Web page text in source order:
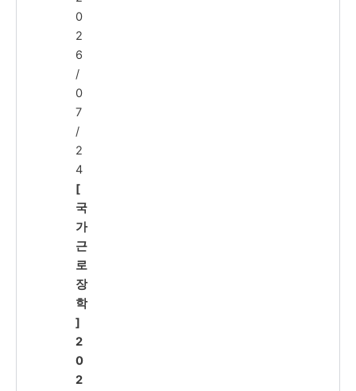
0
2
6
/
0
7
/
2
4
[
국
가
근
로
장
학
]
2
0
2